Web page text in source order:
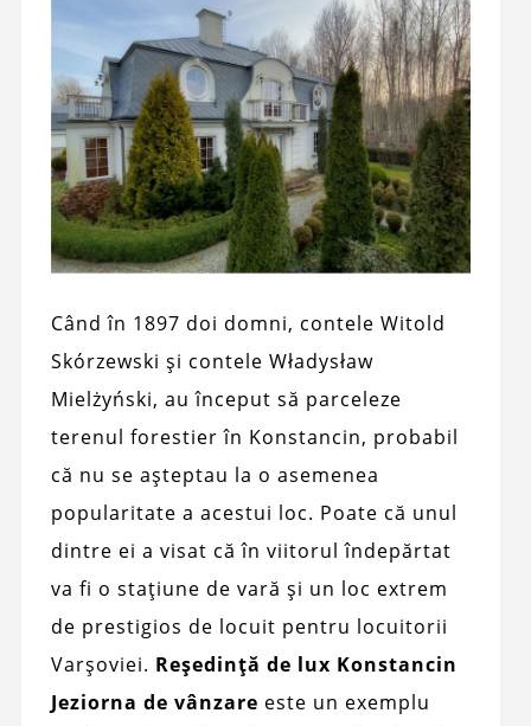
Când în 1897 doi domni, contele Witold
Skórzewski și contele Władysław
Mielżyński, au început să parceleze
terenul forestier în Konstancin, probabil
că nu se așteptau la o asemenea
popularitate a acestui loc. Poate că unul
dintre ei a visat că în viitorul îndepărtat
va fi o stațiune de vară și un loc extrem
de prestigios de locuit pentru locuitorii
Varșoviei. Reședință de lux Konstancin
Jeziorna de vânzare este un exemplu